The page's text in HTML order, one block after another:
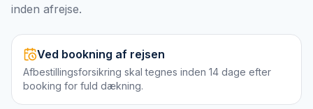
inden afrejse.
Ved bookning af rejsen
Afbestillingsforsikring skal tegnes inden 14 dage efter
booking for fuld dækning.